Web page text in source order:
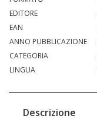
EDITORE
EAN
ANNO PUBBLICAZIONE
CATEGORIA
LINGUA
Descrizione